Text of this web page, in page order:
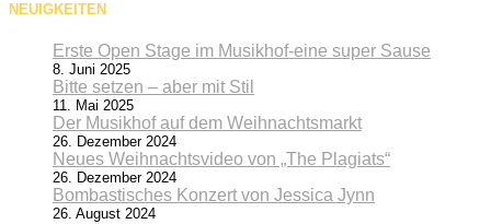
NEUIGKEITEN
Erste Open Stage im Musikhof-eine super Sause
8. Juni 2025
Bitte setzen – aber mit Stil
11. Mai 2025
Der Musikhof auf dem Weihnachtsmarkt
26. Dezember 2024
Neues Weihnachtsvideo von „The Plagiats“
26. Dezember 2024
Bombastisches Konzert von Jessica Jynn
26. August 2024